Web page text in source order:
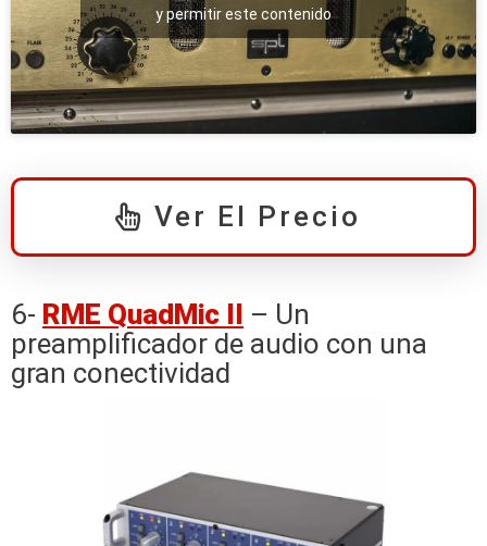
y permitir este contenido
Ver El Precio
6- RME QuadMic II – Un
preamplificador de audio con una
gran conectividad